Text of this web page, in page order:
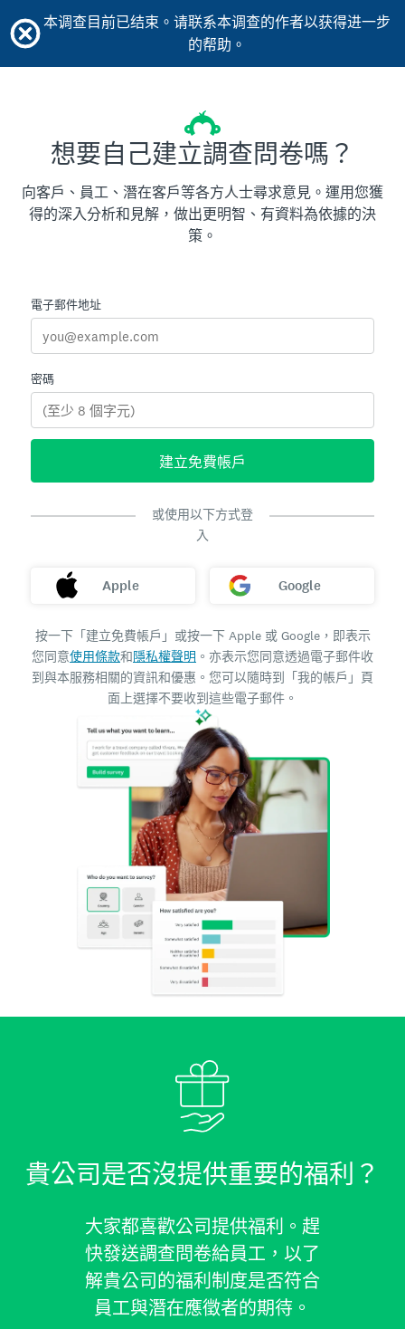
本调查目前已结束。请联系本调查的作者以获得进一步
的帮助。
想要自己建立調查問卷嗎？
向客戶、員工、潛在客戶等各方人士尋求意見。運用您獲
得的深入分析和見解，做出更明智、有資料為依據的決
策。
電子郵件地址
密碼
建立免費帳戶
或使用以下方式登
入
Apple Google
按一下「建立免費帳戶」或按一下 Apple 或 Google，即表示
您同意使用條款和隱私權聲明 。亦表示您同意透過電子郵件收
到與本服務相關的資訊和優惠。您可以隨時到「我的帳戶」頁
面上選擇不要收到這些電子郵件。
貴公司是否沒提供重要的福利？
大家都喜歡公司提供福利。趕
快發送調查問卷給員工，以了
解貴公司的福利制度是否符合
員工與潛在應徵者的期待。